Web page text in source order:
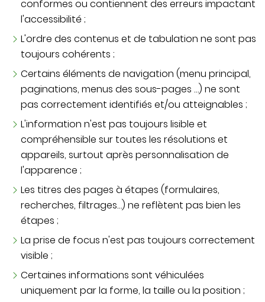
conformes ou contiennent des erreurs impactant
l'accessibilité ;
L'ordre des contenus et de tabulation ne sont pas
toujours cohérents ;
Certains éléments de navigation (menu principal,
paginations, menus des sous-pages …) ne sont
pas correctement identifiés et/ou atteignables ;
L'information n'est pas toujours lisible et
compréhensible sur toutes les résolutions et
appareils, surtout après personnalisation de
l'apparence ;
Les titres des pages à étapes (formulaires,
recherches, filtrages…) ne reflètent pas bien les
étapes ;
La prise de focus n'est pas toujours correctement
visible ;
Certaines informations sont véhiculées
uniquement par la forme, la taille ou la position ;